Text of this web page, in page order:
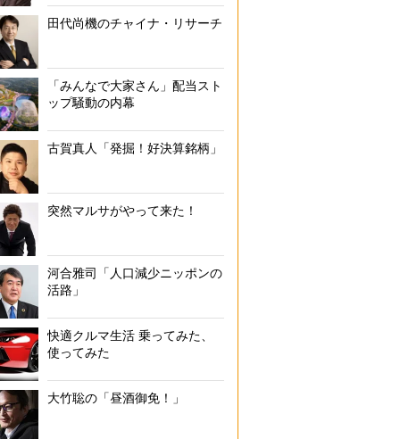
田代尚機のチャイナ・リサーチ
「みんなで大家さん」配当スト
ップ騒動の内幕
古賀真人「発掘！好決算銘柄」
突然マルサがやって来た！
河合雅司「人口減少ニッポンの
活路」
快適クルマ生活 乗ってみた、
使ってみた
大竹聡の「昼酒御免！」